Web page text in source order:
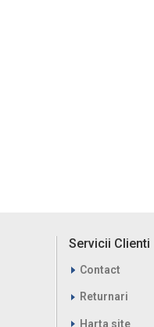
Servicii Clienti
Contact
Returnari
Harta site